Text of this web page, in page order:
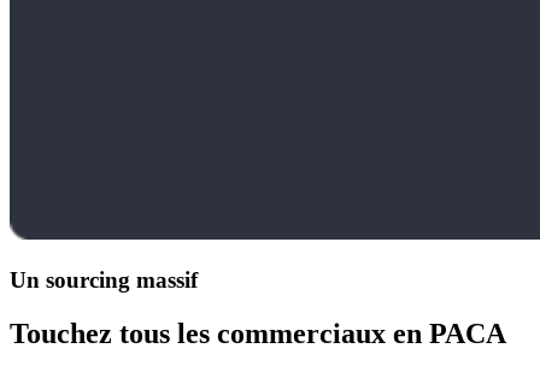
Un sourcing massif
Touchez tous les commerciaux en PACA